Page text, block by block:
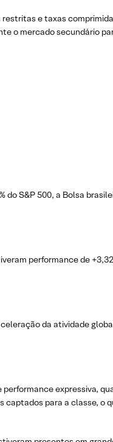
e taxas
o mercado secundário
S&P 500, a Bolsa
performance de
da atividade
expressiva,
para a classe, o